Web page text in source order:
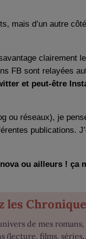
mais d’un autre
clairement
FB sont relayées
et peut-être
ou réseaux), je
publications.
ou ailleurs ! ça